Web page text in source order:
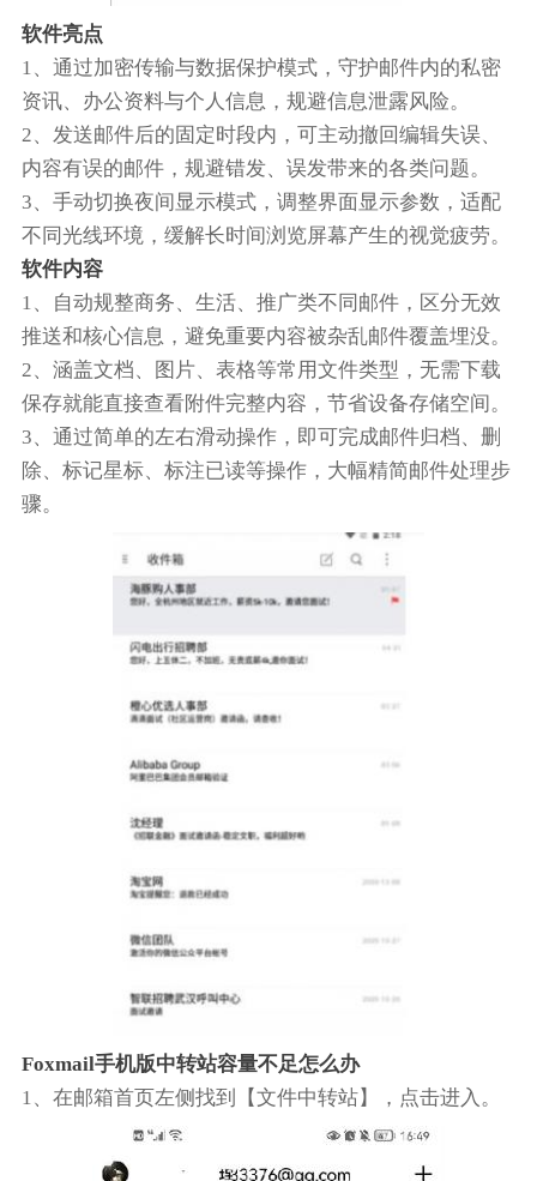
软件亮点
1、通过加密传输与数据保护模式，守护邮件内的私密
资讯、办公资料与个人信息，规避信息泄露风险。
2、发送邮件后的固定时段内，可主动撤回编辑失误、
内容有误的邮件，规避错发、误发带来的各类问题。
3、手动切换夜间显示模式，调整界面显示参数，适配
不同光线环境，缓解长时间浏览屏幕产生的视觉疲劳。
软件内容
1、自动规整商务、生活、推广类不同邮件，区分无效
推送和核心信息，避免重要内容被杂乱邮件覆盖埋没。
2、涵盖文档、图片、表格等常用文件类型，无需下载
保存就能直接查看附件完整内容，节省设备存储空间。
3、通过简单的左右滑动操作，即可完成邮件归档、删
除、标记星标、标注已读等操作，大幅精简邮件处理步
骤。
Foxmail手机版中转站容量不足怎么办
1、在邮箱首页左侧找到【文件中转站】，点击进入。